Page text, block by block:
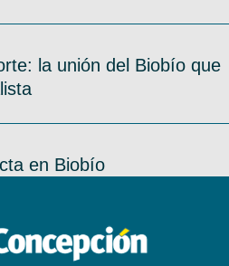
la unión del Biobío que
en Biobío